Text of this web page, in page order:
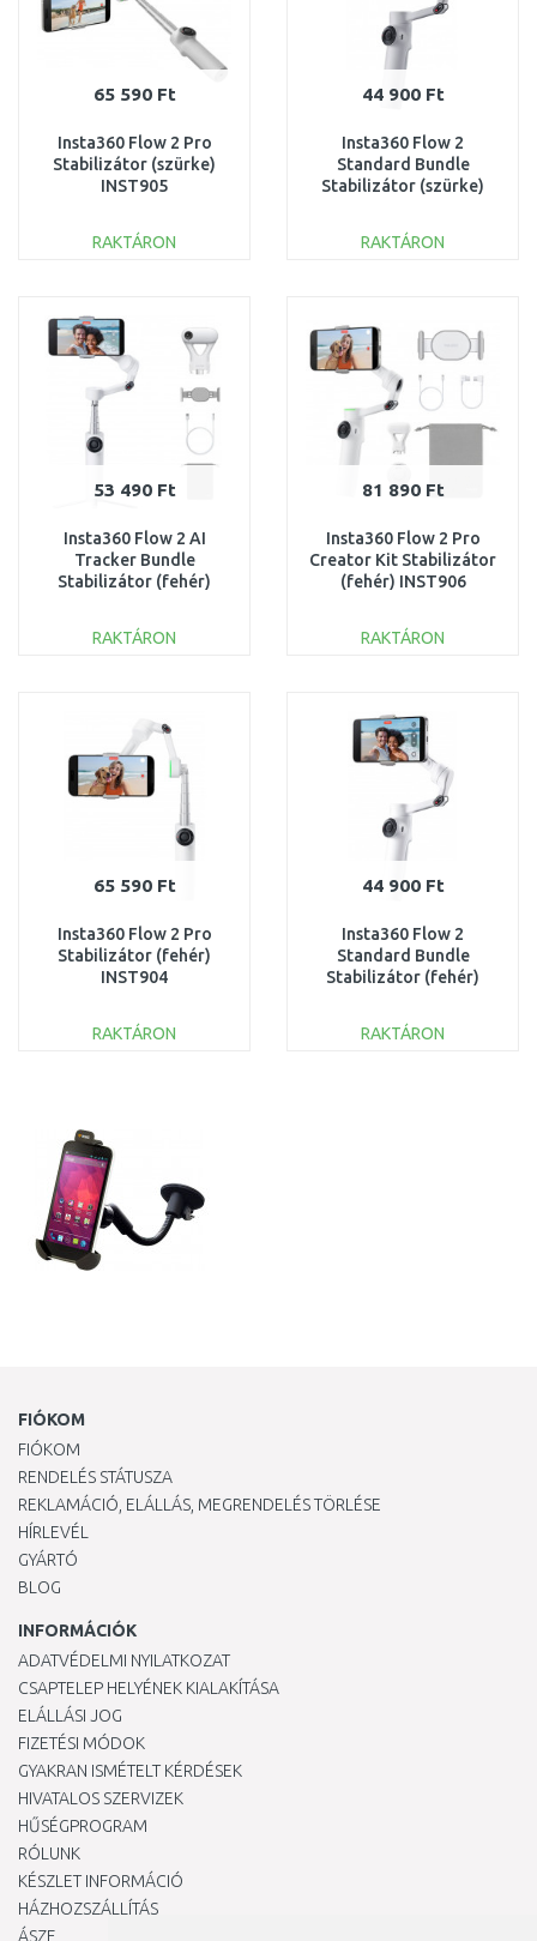
65 590 Ft
Insta360 Flow 2 Pro
Stabilizátor (szürke)
INST905
RAKTÁRON
Összehasonlítás
44 900 Ft
Insta360 Flow 2
Standard Bundle
Stabilizátor (szürke)
RAKTÁRON
53 490 Ft
Insta360 Flow 2 AI
Tracker Bundle
Stabilizátor (fehér)
RAKTÁRON
81 890 Ft
Insta360 Flow 2 Pro
Creator Kit Stabilizátor
(fehér) INST906
RAKTÁRON
65 590 Ft
Insta360 Flow 2 Pro
Stabilizátor (fehér)
INST904
RAKTÁRON
44 900 Ft
Insta360 Flow 2
Standard Bundle
Stabilizátor (fehér)
RAKTÁRON
FIÓKOM
FIÓKOM
RENDELÉS STÁTUSZA
REKLAMÁCIÓ, ELÁLLÁS, MEGRENDELÉS TÖRLÉSE
HÍRLEVÉL
GYÁRTÓ
BLOG
INFORMÁCIÓK
ADATVÉDELMI NYILATKOZAT
CSAPTELEP HELYÉNEK KIALAKÍTÁSA
ELÁLLÁSI JOG
FIZETÉSI MÓDOK
GYAKRAN ISMÉTELT KÉRDÉSEK
HIVATALOS SZERVIZEK
HŰSÉGPROGRAM
RÓLUNK
KÉSZLET INFORMÁCIÓ
HÁZHOZSZÁLLÍTÁS
ÁSZF